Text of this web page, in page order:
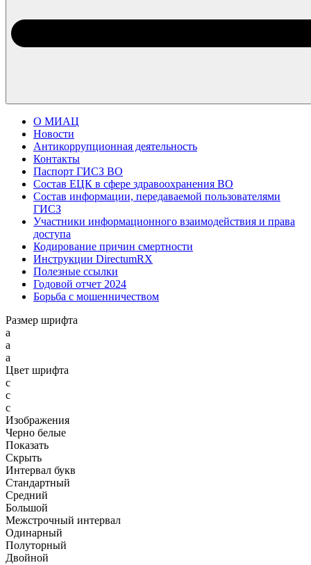
О МИАЦ
Новости
Антикоррупционная деятельность
Контакты
Паспорт ГИСЗ ВО
Состав ЕЦК в сфере здравоохранения ВО
Состав информации, передаваемой пользователями
ГИСЗ
Участники информационного взаимодействия и права
доступа
Кодирование причин смертности
Инструкции DirectumRX
Полезные ссылки
Годовой отчет 2024
Борьба с мошенничеством
Размер шрифта
a
a
a
Цвет шрифта
c
c
c
Изображения
Черно белые
Показать
Скрыть
Интервал букв
Стандартный
Средний
Большой
Межстрочный интервал
Одинарный
Полуторный
Двойной